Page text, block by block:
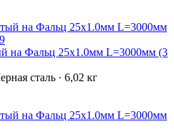
на Фальц 25х1.0мм L=3000мм (3
сталь · 6,02 кг